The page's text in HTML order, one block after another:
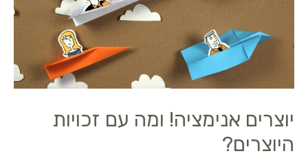
יוצרים אנימציה! ומה עם זכויות
היוצרים?